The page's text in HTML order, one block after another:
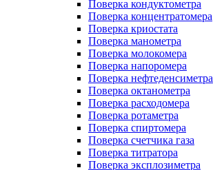
Поверка кондуктометра
Поверка концентратомера
Поверка криостата
Поверка манометра
Поверка молокомера
Поверка напоромера
Поверка нефтеденсиметра
Поверка октанометра
Поверка расходомера
Поверка ротаметра
Поверка спиртомера
Поверка счетчика газа
Поверка титратора
Поверка эксплозиметра